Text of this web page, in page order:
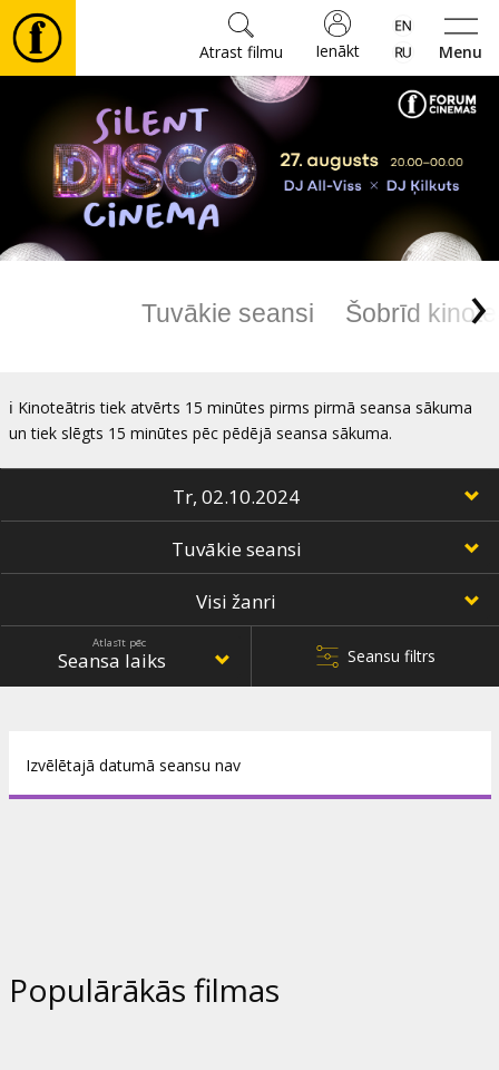
Menu
Ienākt
Atrast filmu
Filmas
🎵
Biļetes
Ziņas
B2B
Klubs
Tuvākie seansi Šobrīd ›
ℹ️ Kinoteātris tiek atvērts 15 minūtes pirms pirmā seansa sākuma
un tiek slēgts 15 minūtes pēc pēdējā seansa sākuma.
Atlasīt pēc
Seansu filtrs
Izvēlētajā datumā seansu nav
‹ ›
Populārākās filmas